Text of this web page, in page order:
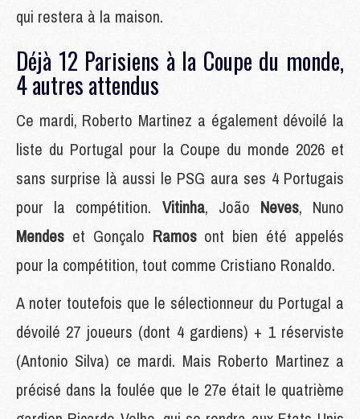
qui restera à la maison.
Déjà 12 Parisiens à la Coupe du monde,
4 autres attendus
Ce mardi, Roberto Martinez a également dévoilé la
liste du Portugal pour la Coupe du monde 2026 et
sans surprise là aussi le PSG aura ses 4 Portugais
pour la compétition. Vitinha, João Neves, Nuno
Mendes et Gonçalo Ramos ont bien été appelés
pour la compétition, tout comme Cristiano Ronaldo.
A noter toutefois que le sélectionneur du Portugal a
dévoilé 27 joueurs (dont 4 gardiens) + 1 réserviste
(Antonio Silva) ce mardi. Mais Roberto Martinez a
précisé dans la foulée que le 27e était le quatrième